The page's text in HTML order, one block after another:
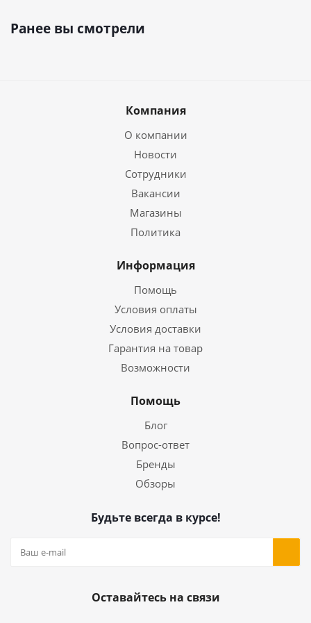
Ранее вы смотрели
Компания
О компании
Новости
Сотрудники
Вакансии
Магазины
Политика
Информация
Помощь
Условия оплаты
Условия доставки
Гарантия на товар
Возможности
Помощь
Блог
Вопрос-ответ
Бренды
Обзоры
Будьте всегда в курсе!
Оставайтесь на связи